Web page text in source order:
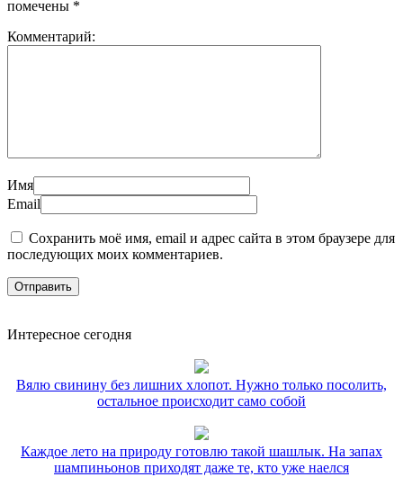
помечены *
Комментарий:
Имя
Email
Сохранить моё имя, email и адрес сайта в этом браузере для
последующих моих комментариев.
Интересное сегодня
Вялю свинину без лишних хлопот. Нужно только посолить,
остальное происходит само собой
Каждое лето на природу готовлю такой шашлык. На запах
шампиньонов приходят даже те, кто уже наелся